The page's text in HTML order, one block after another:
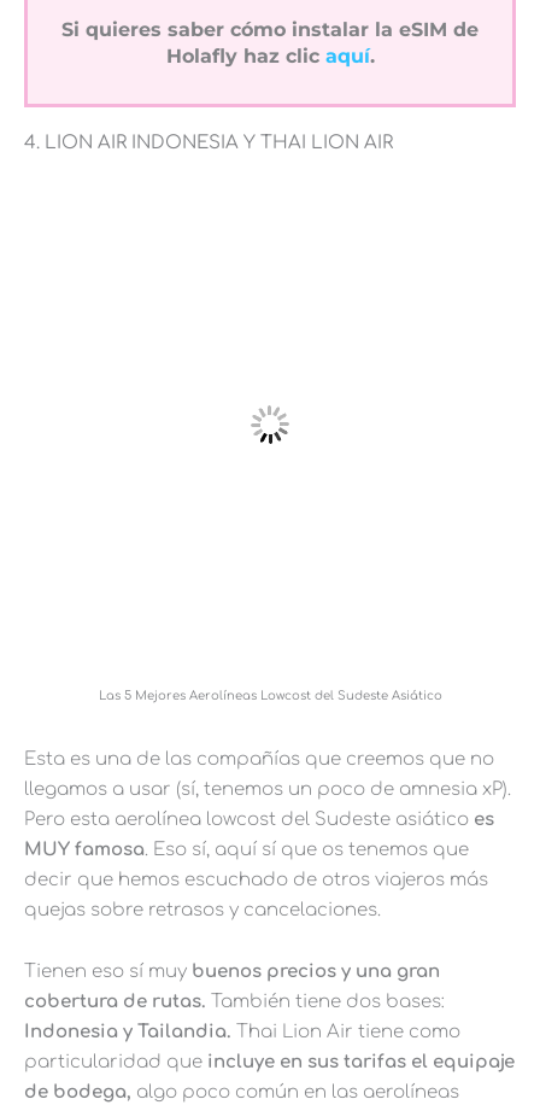
Si quieres saber cómo instalar la eSIM de
Holafly haz clic aquí.
4. LION AIR INDONESIA Y THAI LION AIR
Las 5 Mejores Aerolíneas Lowcost del Sudeste Asiático
Esta es una de las compañías que creemos que no
llegamos a usar (sí, tenemos un poco de amnesia xP).
Pero esta aerolínea lowcost del Sudeste asiático es
MUY famosa. Eso sí, aquí sí que os tenemos que
decir que hemos escuchado de otros viajeros más
quejas sobre retrasos y cancelaciones.
Tienen eso sí muy buenos precios y una gran
cobertura de rutas. También tiene dos bases:
Indonesia y Tailandia.
Thai Lion Air tiene como
particularidad que incluye en sus tarifas el equipaje
de bodega, algo poco común en las aerolíneas